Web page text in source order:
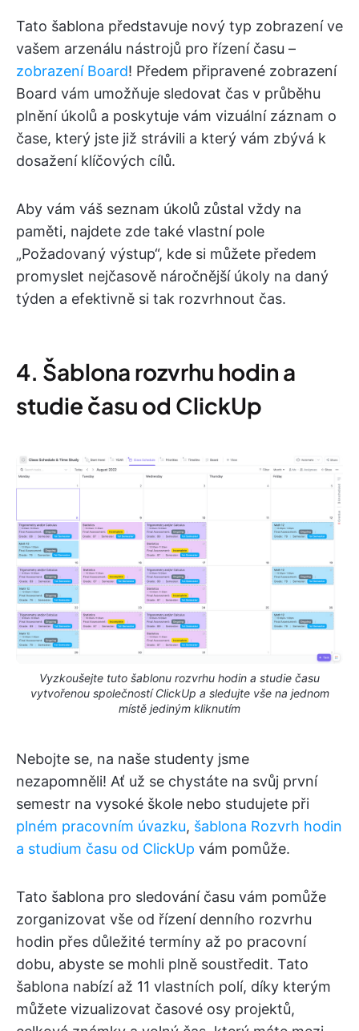
Tato šablona představuje nový typ zobrazení ve
vašem arzenálu nástrojů pro řízení času –
zobrazení Board! Předem připravené zobrazení
Board vám umožňuje sledovat čas v průběhu
plnění úkolů a poskytuje vám vizuální záznam o
čase, který jste již strávili a který vám zbývá k
dosažení klíčových cílů.
Aby vám váš seznam úkolů zůstal vždy na
paměti, najdete zde také vlastní pole
„Požadovaný výstup“, kde si můžete předem
promyslet nejčasově náročnější úkoly na daný
týden a efektivně si tak rozvrhnout čas.
4. Šablona rozvrhu hodin a
studie času od ClickUp
Vyzkoušejte tuto šablonu rozvrhu hodin a studie času
vytvořenou společností ClickUp a sledujte vše na jednom
místě jediným kliknutím
Nebojte se, na naše studenty jsme
nezapomněli! Ať už se chystáte na svůj první
semestr na vysoké škole nebo studujete při
plném pracovním úvazku, šablona Rozvrh hodin
a studium času od ClickUp vám pomůže.
Tato šablona pro sledování času vám pomůže
zorganizovat vše od řízení denního rozvrhu
hodin přes důležité termíny až po pracovní
dobu, abyste se mohli plně soustředit. Tato
šablona nabízí až 11 vlastních polí, díky kterým
můžete vizualizovat časové osy projektů,